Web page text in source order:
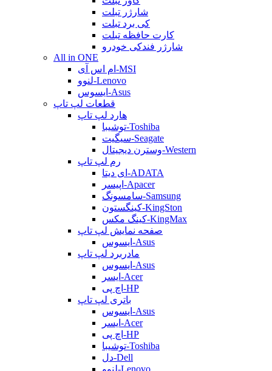
شارژر تبلت
کی برد تبلت
کارت حافظه تبلت
شارژر فندکی خودرو
All in ONE
ام اس آی-MSI
لنوو-Lenovo
ایسوس-Asus
قطعات لپ تاپ
هارد لپ تاپ
توشیبا-Toshiba
سیگیت-Seagate
وسترن دیجیتال-Western
رم لپ تاپ
ای دیتا-ADATA
اپیسر-Apacer
سامسونگ-Samsung
کینگستون-KingSton
کینگ مکس-KingMax
صفحه نمایش لپ تاپ
ایسوس-Asus
مادربرد لپ تاپ
ایسوس-Asus
ایسر-Acer
اچ پی-HP
باتری لپ تاپ
ایسوس-Asus
ایسر-Acer
اچ پی-HP
توشیبا-Toshiba
دل-Dell
لنوو-Lenovo